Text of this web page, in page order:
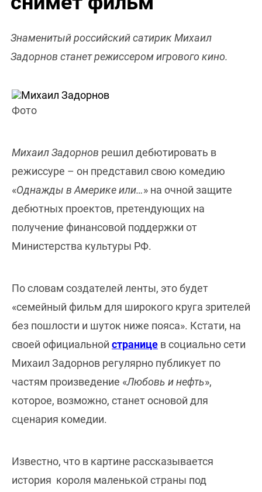
Знаменитый российский сатирик Михаил
Задорнов станет режиссером игрового кино.
Фото
Михаил Задорнов решил дебютировать в
режиссуре – он представил свою комедию
«Однажды в Америке или…» на очной защите
дебютных проектов, претендующих на
получение финансовой поддержки от
Министерства культуры РФ.
По словам создателей ленты, это будет
«семейный фильм для широкого круга зрителей
без пошлости и шуток ниже пояса». Кстати, на
своей официальной странице в социально сети
Михаил Задорнов регулярно публикует по
частям произведение «Любовь и нефть»,
которое, возможно, станет основой для
сценария комедии.
Известно, что в картине рассказывается
история короля маленькой страны под